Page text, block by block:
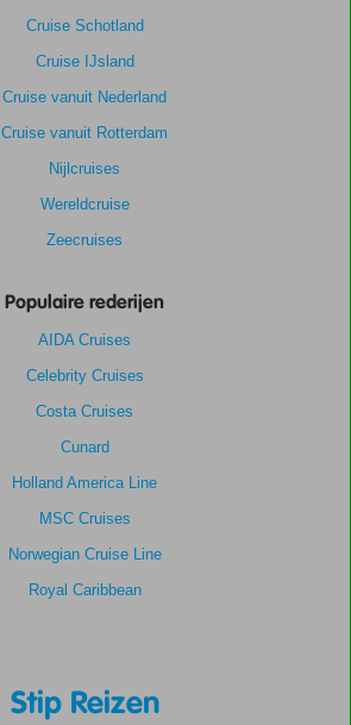
Cruise Schotland
Cruise IJsland
Cruise vanuit Nederland
Cruise vanuit Rotterdam
Nijlcruises
Wereldcruise
Zeecruises
Populaire rederijen
AIDA Cruises
Celebrity Cruises
Costa Cruises
Cunard
Holland America Line
MSC Cruises
Norwegian Cruise Line
Royal Caribbean
Stip Reizen